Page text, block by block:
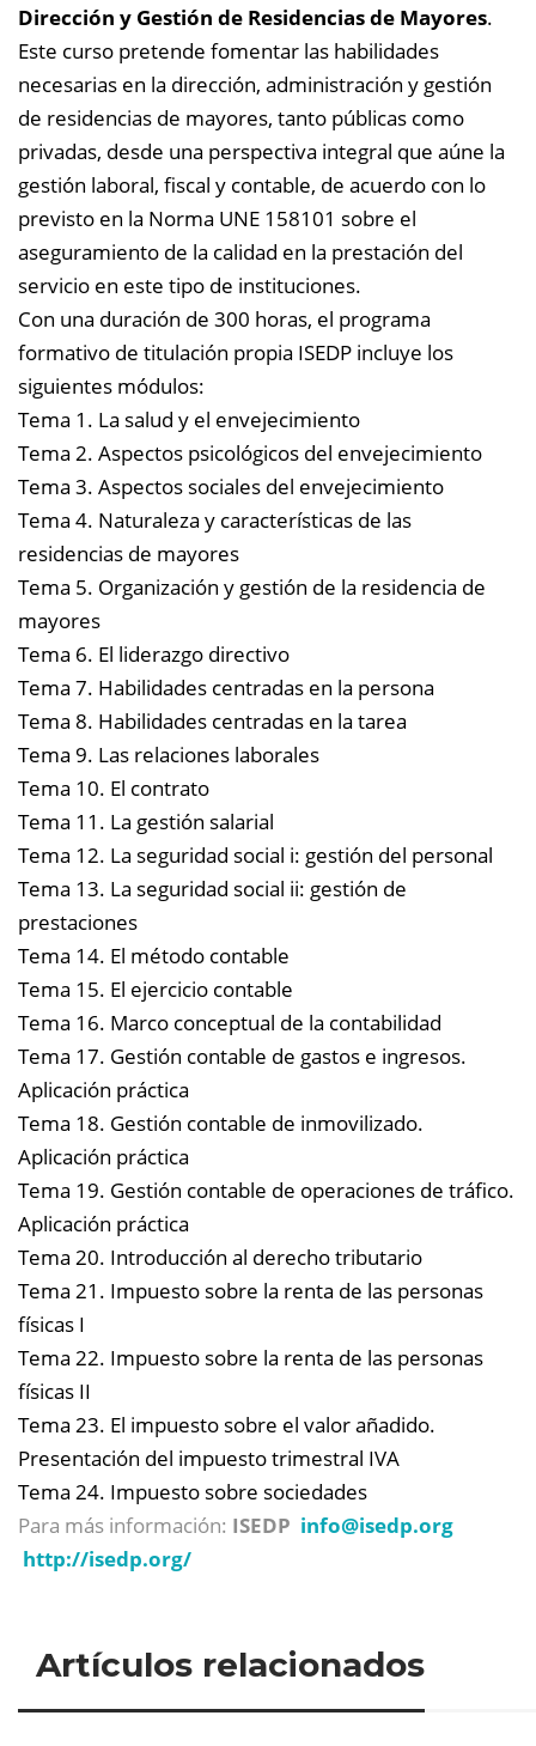
Dirección y Gestión de Residencias de Mayores.
Este curso pretende fomentar las habilidades
necesarias en la dirección, administración y gestión
de residencias de mayores, tanto públicas como
privadas, desde una perspectiva integral que aúne la
gestión laboral, fiscal y contable, de acuerdo con lo
previsto en la Norma UNE 158101 sobre el
aseguramiento de la calidad en la prestación del
servicio en este tipo de instituciones.
Con una duración de 300 horas, el programa
formativo de titulación propia ISEDP incluye los
siguientes módulos:
Tema 1. La salud y el envejecimiento
Tema 2. Aspectos psicológicos del envejecimiento
Tema 3. Aspectos sociales del envejecimiento
Tema 4. Naturaleza y características de las
residencias de mayores
Tema 5. Organización y gestión de la residencia de
mayores
Tema 6. El liderazgo directivo
Tema 7. Habilidades centradas en la persona
Tema 8. Habilidades centradas en la tarea
Tema 9. Las relaciones laborales
Tema 10. El contrato
Tema 11. La gestión salarial
Tema 12. La seguridad social i: gestión del personal
Tema 13. La seguridad social ii: gestión de
prestaciones
Tema 14. El método contable
Tema 15. El ejercicio contable
Tema 16. Marco conceptual de la contabilidad
Tema 17. Gestión contable de gastos e ingresos.
Aplicación práctica
Tema 18. Gestión contable de inmovilizado.
Aplicación práctica
Tema 19. Gestión contable de operaciones de tráfico.
Aplicación práctica
Tema 20. Introducción al derecho tributario
Tema 21. Impuesto sobre la renta de las personas
físicas I
Tema 22. Impuesto sobre la renta de las personas
físicas II
Tema 23. El impuesto sobre el valor añadido.
Presentación del impuesto trimestral IVA
Tema 24. Impuesto sobre sociedades
Para más información: ISEDP info@isedp.org
http://isedp.org/
Artículos relacionados